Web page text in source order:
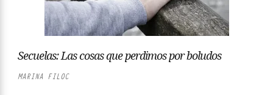
Secuelas: Las cosas que perdimos por boludos
MARINA FILOC